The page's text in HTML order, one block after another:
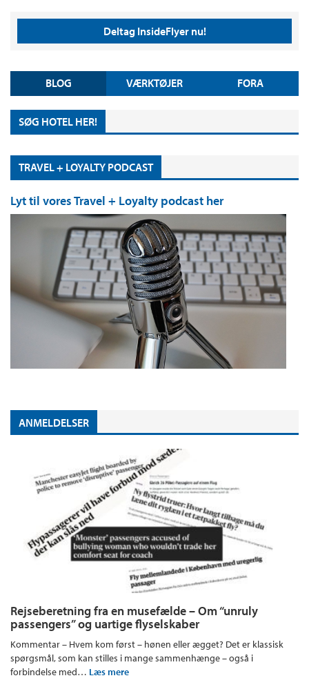
Deltag InsideFlyer nu!
BLOG VÆRKTØJER FORA
SØG HOTEL HER!
TRAVEL + LOYALTY PODCAST
Lyt til vores Travel + Loyalty podcast her
ANMELDELSER
Rejseberetning fra en musefælde – Om “unruly
passengers” og uartige flyselskaber
Kommentar – Hvem kom først – hønen eller ægget? Det er klassisk
spørgsmål, som kan stilles i mange sammenhænge – også i
forbindelse med… Læs mere